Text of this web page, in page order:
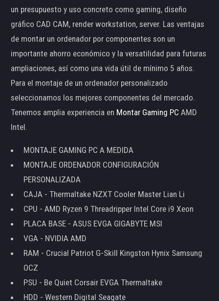
un presupuesto y uso concreto como gaming, diseño
gráfico CAD CAM, render workstation, server. Las ventajas
de montar un ordenador por componentes son un
importante ahorro económico y la versatilidad para futuras
ampliaciones, así como una vida útil de mínimo 5 años.
Para el montaje de un ordenador personalizado
seleccionamos los mejores componentes del mercado.
Tenemos amplia experiencia en Montar Gaming PC AMD
Intel.
MONTAJE GAMING PC A MEDIDA
MONTAJE ORDENADOR CONFIGURACIÓN
PERSONALIZADA
CAJA - Thermaltake NZXT Cooler Master Lian Li
CPU - AMD Ryzen 9 Threadripper Intel Core i9 Xeon
PLACA BASE - ASUS EVGA GIGABYTE MSI
VGA - NVIDIA AMD
RAM - Crucial Patriot G-Skill Kingston Hynix Samsung
OCZ
PSU - Be Quiet Corsair EVGA Thermaltake
HDD - Western Digital Seagate